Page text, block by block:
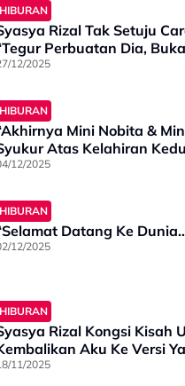
HIBURAN
Rizal Tak Setuju
Perbuatan Dia,
12/2025
HIBURAN
Mini Nobita &
Atas Kelahiran
12/2025
HIBURAN
Datang Ke
12/2025
HIBURAN
Rizal Kongsi Kisah
Aku Ke Versi
11/2025